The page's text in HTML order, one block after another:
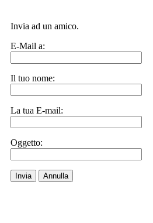
Invia ad un amico.
E-Mail a:
Il tuo nome:
La tua E-mail:
Oggetto:
Invia Annulla